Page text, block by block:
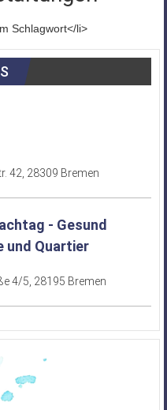
Schlagwort</li>
42, 28309 Bremen
- Gesund
und Quartier
4/5, 28195 Bremen